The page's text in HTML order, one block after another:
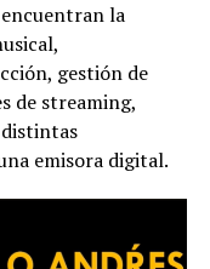
la
gestión de
de streaming,
emisora digital.